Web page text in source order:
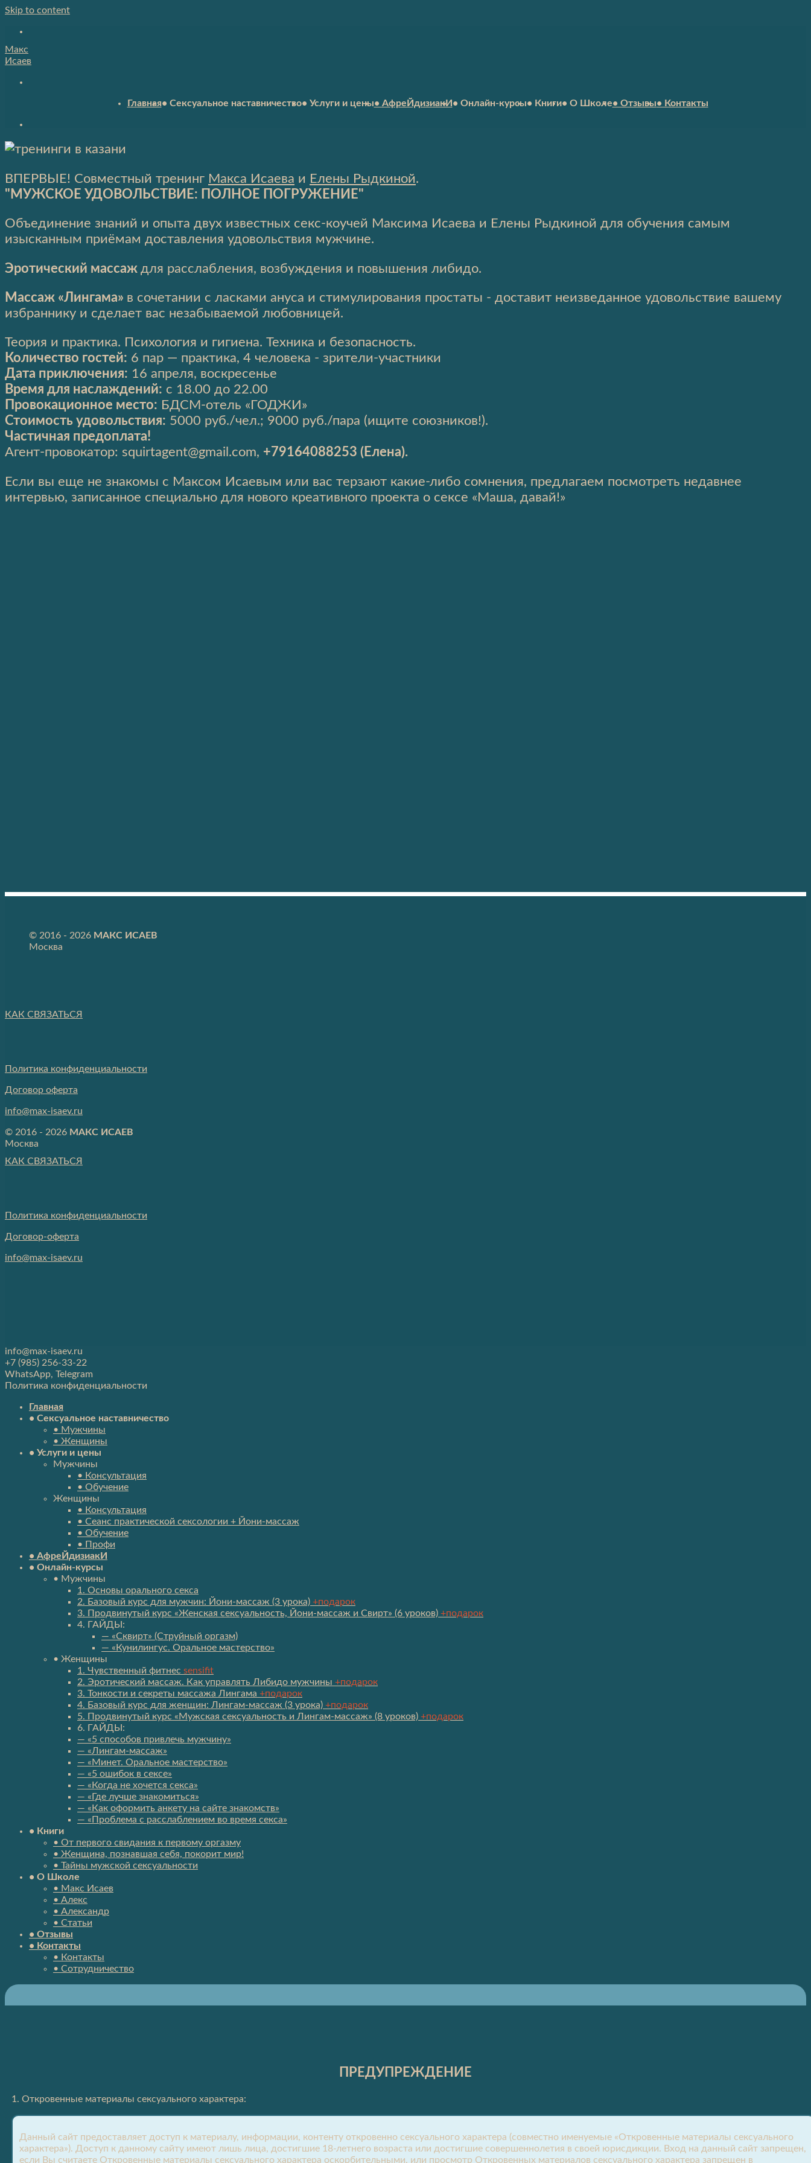
Skip to content
Макс
Исаев
Главная• Сексуальное наставничество• Услуги и цены• АфреЙдизиакИ • Онлайн-курсы• Книги• О Школе• Отзывы• Контакты
ВПЕРВЫЕ! Совместный тренинг Макса Исаева и Елены Рыдкиной.
"МУЖСКОЕ УДОВОЛЬСТВИЕ: ПОЛНОЕ ПОГРУЖЕНИЕ"
Объединение знаний и опыта двух известных секс-коучей Максима Исаева и Елены Рыдкиной для обучения самым
изысканным приёмам доставления удовольствия мужчине.
Эротический массаж для расслабления, возбуждения и повышения либидо.
Массаж «Лингама» в сочетании с ласками ануса и стимулирования простаты - доставит неизведанное удовольствие вашему
избраннику и сделает вас незабываемой любовницей.
Теория и практика. Психология и гигиена. Техника и безопасность.
Количество гостей: 6 пар — практика, 4 человека - зрители-участники
Дата приключения: 16 апреля, воскресенье
Время для наслаждений: с 18.00 до 22.00
Провокационное место: БДСМ-отель «ГОДЖИ»
Стоимость удовольствия: 5000 руб./чел.; 9000 руб./пара (ищите союзников!).
Частичная предоплата!
Агент-провокатор: squirtagent@gmail.com, +79164088253 (Елена).
Если вы еще не знакомы с Максом Исаевым или вас терзают какие-либо сомнения, предлагаем посмотреть недавнее
интервью, записанное специально для нового креативного проекта о сексе «Маша, давай!»
© 2016 - 2026 МАКС ИСАЕВ
Москва
КАК СВЯЗАТЬСЯ
Политика конфиденциальности
Договор оферта
info@max-isaev.ru
© 2016 - 2026 МАКС ИСАЕВ
Москва
КАК СВЯЗАТЬСЯ
Политика конфиденциальности
Договор-оферта
info@max-isaev.ru
info@max-isaev.ru
+7 (985) 256-33-22
WhatsApp, Telegram
Политика конфиденциальности
Главная
• Сексуальное наставничество
• Мужчины
• Женщины
• Услуги и цены
Мужчины
• Консультация
• Обучение
Женщины
• Консультация
• Сеанс практической сексологии + Йони-массаж
• Обучение
• Профи
• АфреЙдизиакИ
• Онлайн-курсы
• Мужчины
1. Основы орального секса
2. Базовый курс для мужчин: Йони-массаж (3 урока) +подарок
3. Продвинутый курс «Женская сексуальность, Йони-массаж и Свирт» (6 уроков) +подарок
4. ГАЙДЫ:
— «Сквирт» (Струйный оргазм)
— «Кунилингус. Оральное мастерство»
• Женщины
1. Чувственный фитнес sensifit
2. Эротический массаж. Как управлять Либидо мужчины +подарок
3. Тонкости и секреты массажа Лингама +подарок
4. Базовый курс для женщин: Лингам-массаж (3 урока) +подарок
5. Продвинутый курс «Мужская сексуальность и Лингам-массаж» (8 уроков) +подарок
6. ГАЙДЫ:
— «5 способов привлечь мужчину»
— «Лингам-массаж»
— «Минет. Оральное мастерство»
— «5 ошибок в сексе»
— «Когда не хочется секса»
— «Где лучше знакомиться»
— «Как оформить анкету на сайте знакомств»
— «Проблема с расслаблением во время секса»
• Книги
• От первого свидания к первому оргазму
• Женщина, познавшая себя, покорит мир!
• Тайны мужской сексуальности
• О Школе
• Макс Исаев
• Алекс
• Александр
• Статьи
• Отзывы
• Контакты
• Контакты
• Сотрудничество
ПРЕДУПРЕЖДЕНИЕ
1. Откровенные материалы сексуального характера:
Данный сайт предоставляет доступ к материалу, информации, контенту откровенно сексуального характера (совместно именуемые «Откровенные материалы сексуального
характера»). Доступ к данному сайту имеют лишь лица, достигшие 18-летнего возраста или достигшие совершеннолетия в своей юрисдикции. Вход на данный сайт запрещен,
если Вы считаете Откровенные материалы сексуального характера оскорбительными, или просмотр Откровенных материалов сексуального характера запрещен в